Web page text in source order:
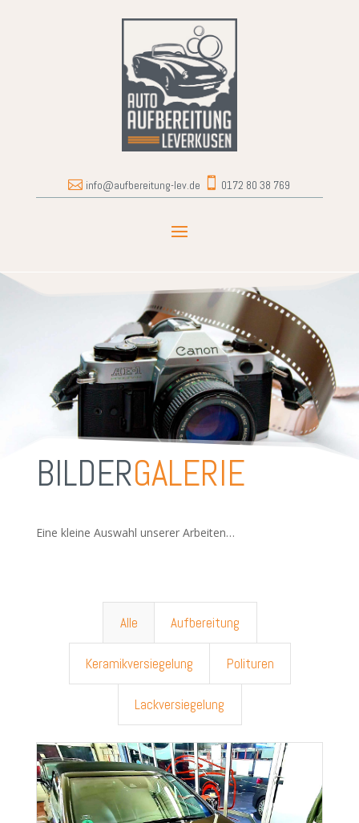
 info@aufbereitung-lev.de  0172 80 38 769
BILDERGALERIE
Eine kleine Auswahl unserer Arbeiten…
Alle Aufbereitung
Keramikversiegelung Polituren
Lackversiegelung